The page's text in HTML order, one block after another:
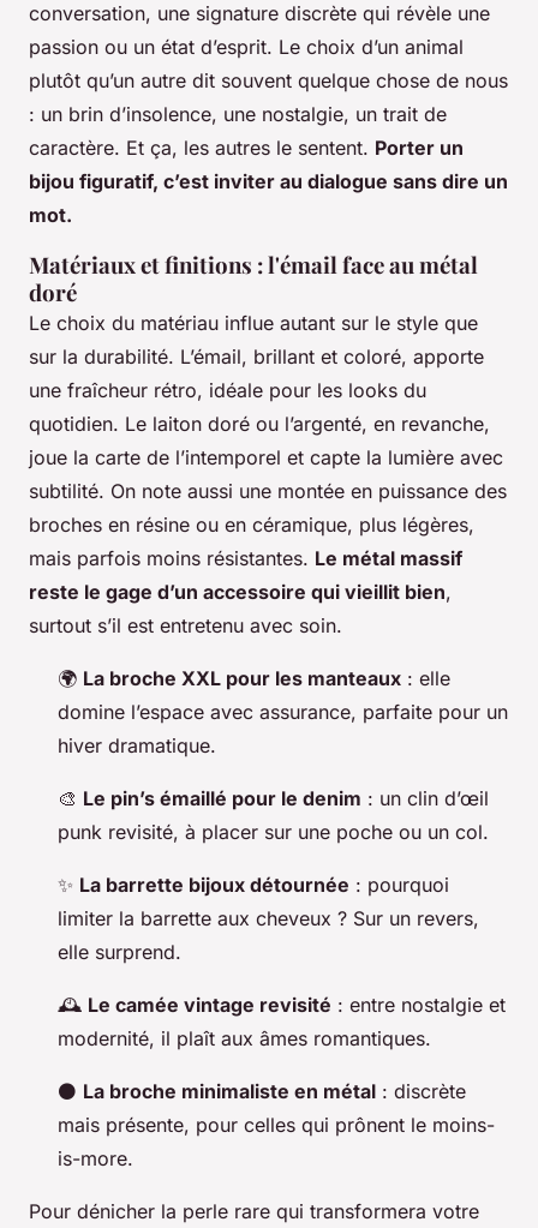
conversation, une signature discrète qui révèle une
passion ou un état d’esprit. Le choix d’un animal
plutôt qu’un autre dit souvent quelque chose de nous
: un brin d’insolence, une nostalgie, un trait de
caractère. Et ça, les autres le sentent. Porter un
bijou figuratif, c’est inviter au dialogue sans dire un
mot.
Matériaux et finitions : l'émail face au métal
doré
Le choix du matériau influe autant sur le style que
sur la durabilité. L’émail, brillant et coloré, apporte
une fraîcheur rétro, idéale pour les looks du
quotidien. Le laiton doré ou l’argenté, en revanche,
joue la carte de l’intemporel et capte la lumière avec
subtilité. On note aussi une montée en puissance des
broches en résine ou en céramique, plus légères,
mais parfois moins résistantes. Le métal massif
reste le gage d’un accessoire qui vieillit bien,
surtout s’il est entretenu avec soin.
🌍 La broche XXL pour les manteaux : elle
domine l’espace avec assurance, parfaite pour un
hiver dramatique.
🎨 Le pin’s émaillé pour le denim : un clin d’œil
punk revisité, à placer sur une poche ou un col.
✨ La barrette bijoux détournée : pourquoi
limiter la barrette aux cheveux ? Sur un revers,
elle surprend.
🕰️ Le camée vintage revisité : entre nostalgie et
modernité, il plaît aux âmes romantiques.
⚫ La broche minimaliste en métal : discrète
mais présente, pour celles qui prônent le moins-
is-more.
Pour dénicher la perle rare qui transformera votre